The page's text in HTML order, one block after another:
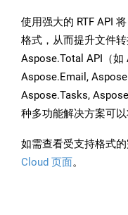
使用强大的 RTF API
格式，从而提升文件
Aspose.Total API（如
Aspose.Email,
Aspose.Tasks,
种多功能解决方案可
如需查看受支持格式
Cloud 页面。